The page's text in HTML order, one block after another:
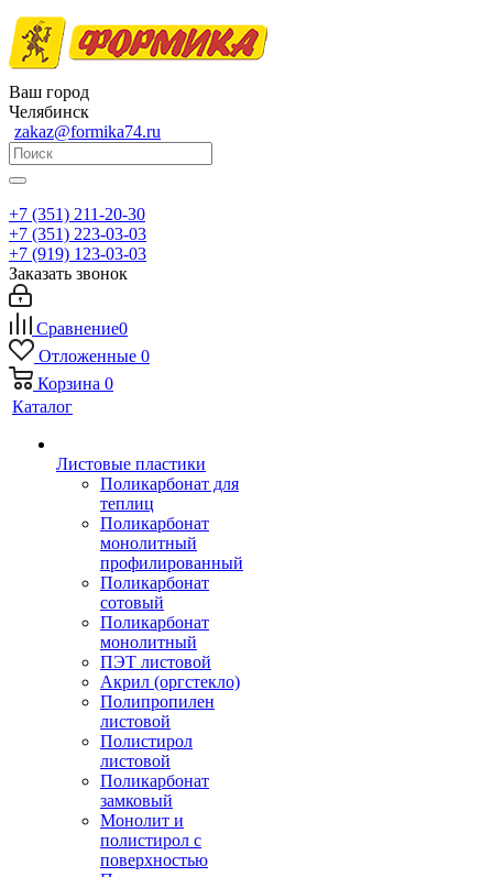
Ваш город
Челябинск
zakaz@formika74.ru
+7 (351) 211-20-30
+7 (351) 223-03-03
+7 (919) 123-03-03
Заказать звонок
Сравнение0
Отложенные 0
Корзина 0
Каталог
Листовые пластики
Поликарбонат для
теплиц
Поликарбонат
монолитный
профилированный
Поликарбонат
сотовый
Поликарбонат
монолитный
ПЭТ листовой
Акрил (оргстекло)
Полипропилен
листовой
Полистирол
листовой
Поликарбонат
замковый
Монолит и
полистирол с
поверхностью